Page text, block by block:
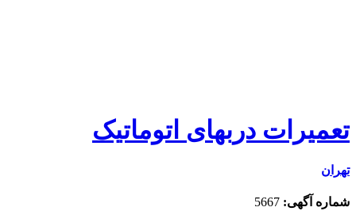
تعمیرات دربهای اتوماتیک
تهران
شماره آگهی: 5667